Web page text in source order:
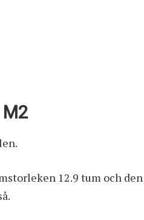
12.9 tum och den